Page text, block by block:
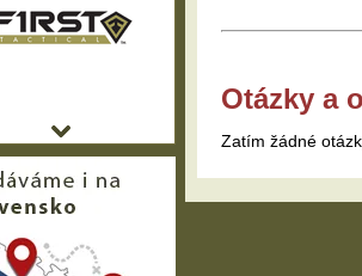
Otázky a
Zatím žádné